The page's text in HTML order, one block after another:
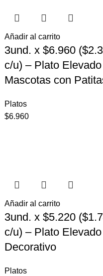
Añadir al carrito
3und. x $6.960
c/u) – Plato
Mascotas con
Platos
$6.960
Añadir al carrito
3und. x $5.220
c/u) – Plato Elevado
Decorativo
Platos